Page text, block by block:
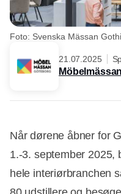
Foto: Svenska Mässan
21.07.2025
Möbelmässan
Når dørene åbner for
1.-3. september 2025,
hele interiørbranchen